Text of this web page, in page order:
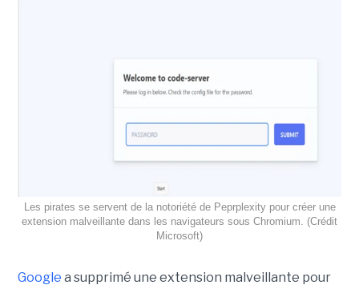
Les pirates se servent de la notoriété de Peprplexity pour créer une
extension malveillante dans les navigateurs sous Chromium. (Crédit
Microsoft)
Google a supprimé une extension malveillante pour